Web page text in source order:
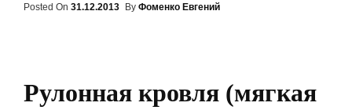
Posted On Posted
31.12.2013 By Фоменко Евгений
Рулонная кровля (мягкая